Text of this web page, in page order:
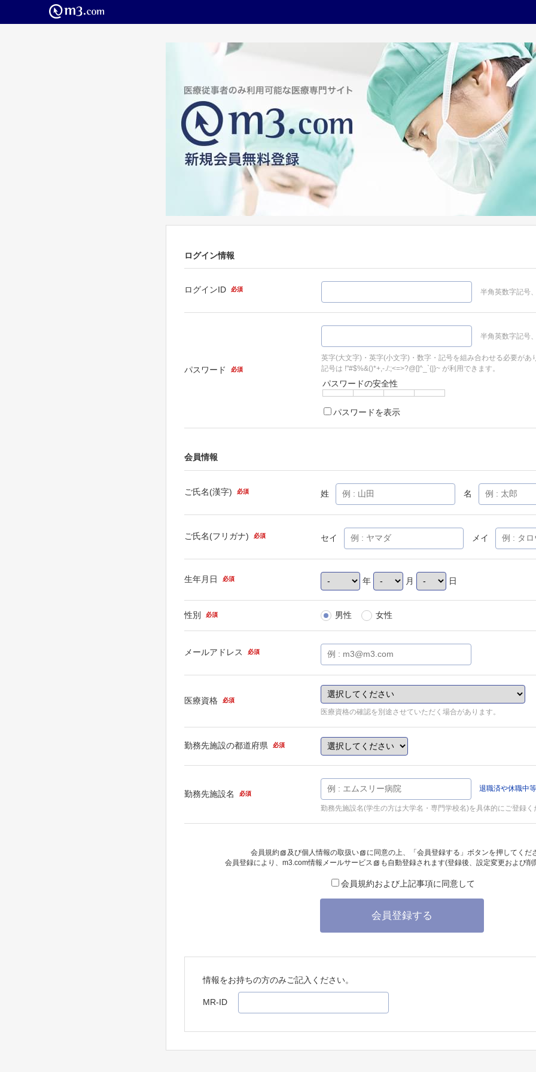
ログイン情報
ログインID 必須 半角英数字記号
パスワード 必須
半角英数字記号
英字(大文字)・英字(小文字)・数字・記号を組み合わせる必要があ
記号は !"#$%&()*+,-./:;<=>?@[]^_`{|}~ が利用できます。
パスワードの安全性
パスワードを表示
会員情報
ご氏名(漢字) 必須 姓 名
ご氏名(フリガナ) 必須 セイ メイ
生年月日 必須 年 月 日
性別 必須 男性 女性
メールアドレス 必須
医療資格 必須
医療資格の確認を別途させていただく場合があります。
勤務先施設の都道府県 必須
勤務先施設名 必須
退職済や休職中
勤務先施設名(学生の方は大学名・専門学校名)を具体的にご登録く
会員規約 及び個人情報の取扱い
に同意の上、「会員登録する」ボタンを押してくだ
会員登録により、 m3.com情報メールサービス も自動登録されます(登録後、設定変更および
会員規約および上記事項に同意して
会員登録する
情報をお持ちの方のみご記入ください。
MR-ID